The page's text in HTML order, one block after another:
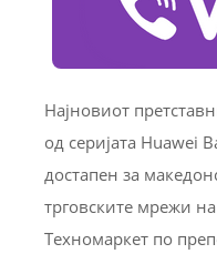
Најновиот
од серијата Huawei
достапен за
трговските мрежи
Техномаркет по